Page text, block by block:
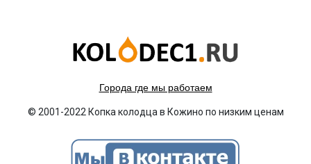
Города где мы работаем
© 2001-2022 Копка колодца в Кожино по низким ценам